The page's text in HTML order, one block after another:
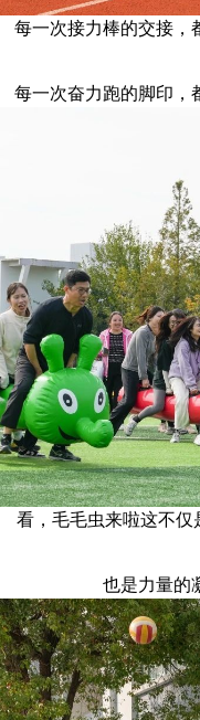
每一次接力棒的交接，
每一次奋力跑的脚印，
看，毛毛虫来啦这不
也是力量的